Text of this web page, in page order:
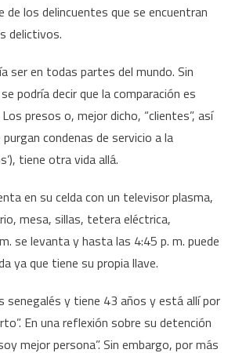
de los delincuentes que se encuentran
delictivos.
ser en todas partes del mundo. Sin
podría decir que la comparación es
presos o, mejor dicho, “clientes”, así
condenas de servicio a la
tiene otra vida allá.
en su celda con un televisor plasma,
mesa, sillas, tetera eléctrica,
se levanta y hasta las 4:45 p. m. puede
ya que tiene su propia llave.
senegalés y tiene 43 años y está allí por
En una reflexión sobre su detención
mejor persona”. Sin embargo, por más